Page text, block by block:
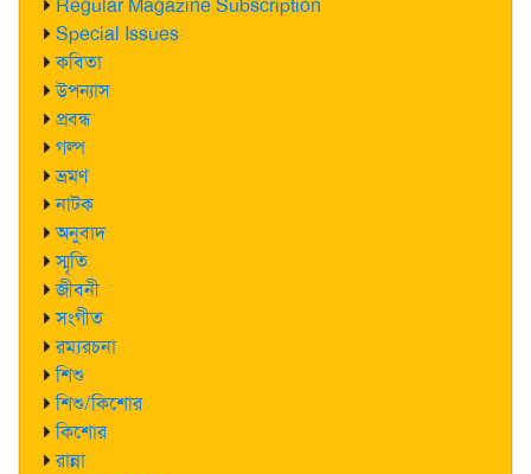
Regular Magazine Subscription
Special Issues
কবিতা
উপন্যাস
প্রবন্ধ
গল্প
ভ্রমণ
নাটক
অনুবাদ
স্মৃতি
জীবনী
সংগীত
রম্যরচনা
শিশু
শিশু/কিশোর
কিশোর
রান্না